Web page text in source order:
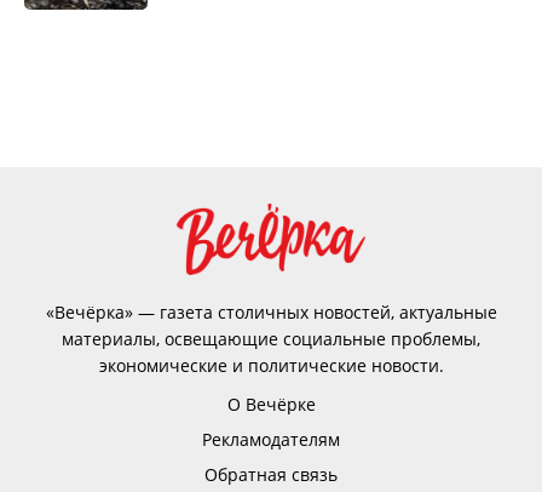
«Вечёрка» — газета столичных новостей, актуальные
материалы, освещающие социальные проблемы,
экономические и политические новости.
О Вечёрке
Рекламодателям
Обратная связь